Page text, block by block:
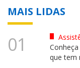
MAIS LIDAS
01
que tem